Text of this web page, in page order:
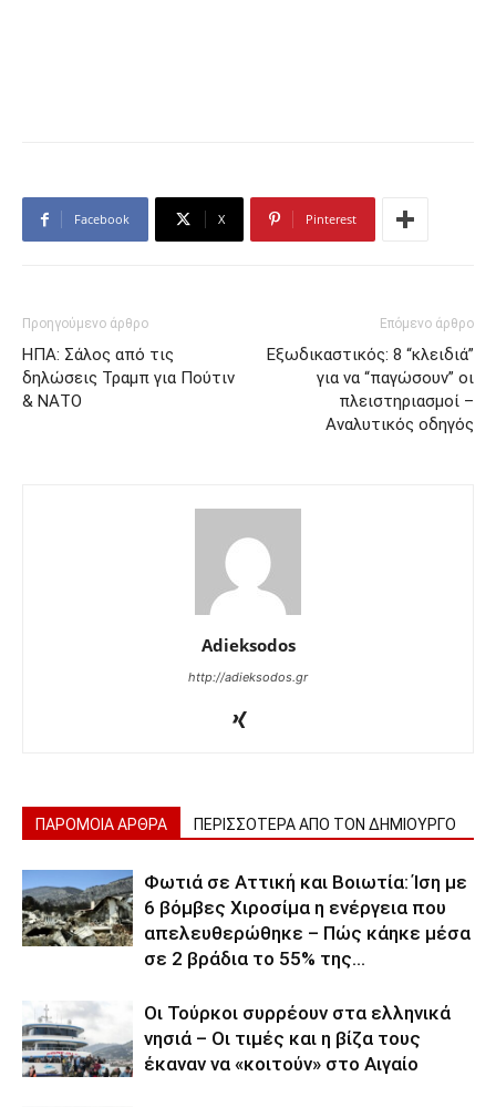
Facebook X Pinterest
Προηγούμενο άρθρο
ΗΠΑ: Σάλος από τις
δηλώσεις Τραμπ για Πούτιν
& ΝΑΤΟ
Επόμενο άρθρο
Εξωδικαστικός: 8 “κλειδιά”
για να “παγώσουν” οι
πλειστηριασμοί –
Αναλυτικός οδηγός
Adieksodos
http://adieksodos.gr
ΠΑΡΟΜΟΙΑ ΑΡΘΡΑ ΠΕΡΙΣΣΟΤΕΡΑ ΑΠΟ ΤΟΝ ΔΗΜΙΟΥΡΓΟ
Φωτιά σε Αττική και Βοιωτία: Ίση με
6 βόμβες Χιροσίμα η ενέργεια που
απελευθερώθηκε – Πώς κάηκε μέσα
σε 2 βράδια το 55% της...
Οι Τούρκοι συρρέουν στα ελληνικά
νησιά – Οι τιμές και η βίζα τους
έκαναν να «κοιτούν» στο Αιγαίο